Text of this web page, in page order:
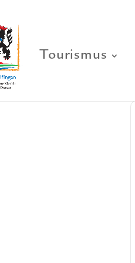
Tourismus